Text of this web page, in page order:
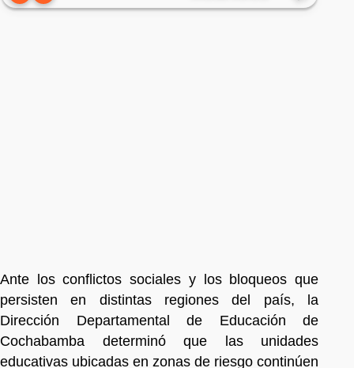
Ante los conflictos sociales y los bloqueos que
persisten en distintas regiones del país, la
Dirección Departamental de Educación de
Cochabamba determinó que las unidades
educativas ubicadas en zonas de riesgo continúen